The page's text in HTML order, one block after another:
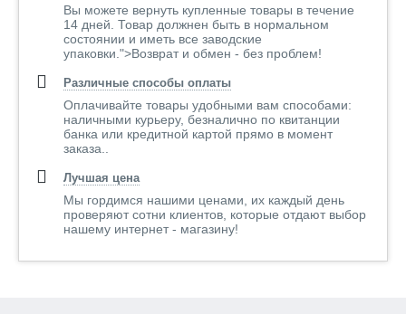
Вы можете вернуть купленные товары в течение
14 дней. Товар должнен быть в нормальном
состоянии и иметь все заводские
упаковки.">Возврат и обмен - без проблем!
Различные способы оплаты
Оплачивайте товары удобными вам способами:
наличными курьеру, безналично по квитанции
банка или кредитной картой прямо в момент
заказа..
Лучшая цена
Мы гордимся нашими ценами, их каждый день
проверяют сотни клиентов, которые отдают выбор
нашему интернет - магазину!